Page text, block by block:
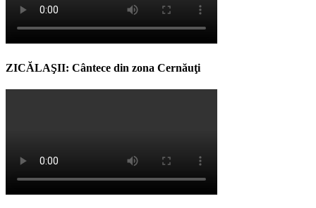
ZICĂLAŞII: Cântece din zona Cernăuţi